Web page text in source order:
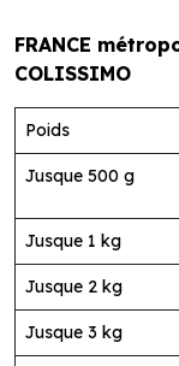
FRANCE
COLISSIMO
Poids
Jusque 500 g
Jusque 1 kg
Jusque 2 kg
Jusque 3 kg